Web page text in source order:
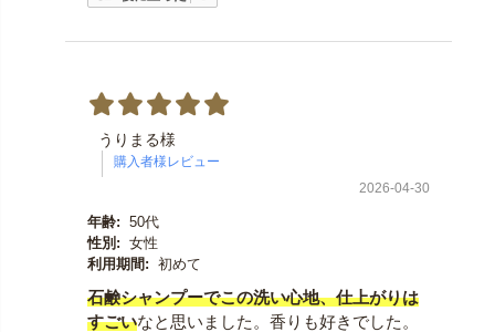
うりまる様
2026-04-30
年齢: 50代
性別: 女性
利用期間: 初めて
石鹸シャンプーでこの洗い心地、仕上がりは
すごいなと思いました。香りも好きでした。